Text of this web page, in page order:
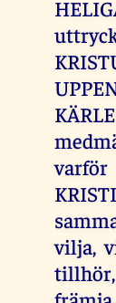
vilja,